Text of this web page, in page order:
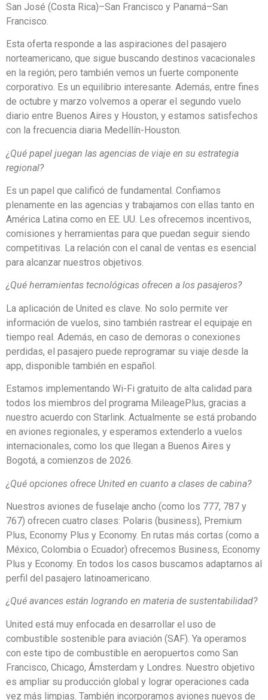
San José (Costa Rica)–San Francisco y Panamá–San
Francisco.
Esta oferta responde a las aspiraciones del pasajero
norteamericano, que sigue buscando destinos vacacionales
en la región; pero también vemos un fuerte componente
corporativo. Es un equilibrio interesante. Además, entre fines
de octubre y marzo volvemos a operar el segundo vuelo
diario entre Buenos Aires y Houston, y estamos satisfechos
con la frecuencia diaria Medellín-Houston.
¿Qué papel juegan las agencias de viaje en su estrategia
regional?
Es un papel que calificó de fundamental. Confiamos
plenamente en las agencias y trabajamos con ellas tanto en
América Latina como en EE. UU. Les ofrecemos incentivos,
comisiones y herramientas para que puedan seguir siendo
competitivas. La relación con el canal de ventas es esencial
para alcanzar nuestros objetivos.
¿Qué herramientas tecnológicas ofrecen a los pasajeros?
La aplicación de United es clave. No solo permite ver
información de vuelos, sino también rastrear el equipaje en
tiempo real. Además, en caso de demoras o conexiones
perdidas, el pasajero puede reprogramar su viaje desde la
app, disponible también en español.
Estamos implementando Wi-Fi gratuito de alta calidad para
todos los miembros del programa MileagePlus, gracias a
nuestro acuerdo con Starlink. Actualmente se está probando
en aviones regionales, y esperamos extenderlo a vuelos
internacionales, como los que llegan a Buenos Aires y
Bogotá, a comienzos de 2026.
¿Qué opciones ofrece United en cuanto a clases de cabina?
Nuestros aviones de fuselaje ancho (como los 777, 787 y
767) ofrecen cuatro clases: Polaris (business), Premium
Plus, Economy Plus y Economy. En rutas más cortas (como a
México, Colombia o Ecuador) ofrecemos Business, Economy
Plus y Economy. En todos los casos buscamos adaptarnos al
perfil del pasajero latinoamericano.
¿Qué avances están logrando en materia de sustentabilidad?
United está muy enfocada en desarrollar el uso de
combustible sostenible para aviación (SAF). Ya operamos
con este tipo de combustible en aeropuertos como San
Francisco, Chicago, Ámsterdam y Londres. Nuestro objetivo
es ampliar su producción global y lograr operaciones cada
vez más limpias. También incorporamos aviones nuevos de